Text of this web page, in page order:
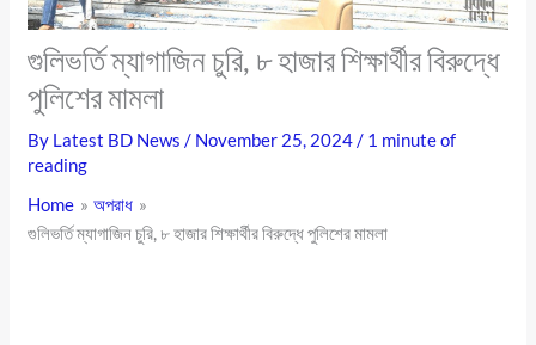
গুলিভর্তি ম্যাগাজিন চুরি, ৮ হাজার শিক্ষার্থীর বিরুদ্ধে
পুলিশের মামলা
By Latest BD News/ November 25, 2024/ 1 minute of
reading
Home
অপরাধ
গুলিভর্তি ম্যাগাজিন চুরি, ৮ হাজার শিক্ষার্থীর বিরুদ্ধে পুলিশের মামলা